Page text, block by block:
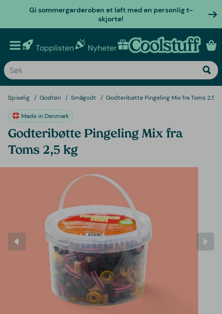
Gi sommergarderoben et løft med en personlig t-
skjorte!
Topplisten Nyheter Personlige gaver
Spiselig Godteri Smågodt Godteribøtte Pingeling Mix fra Toms 2,5
Made in Denmark
Godteribøtte Pingeling Mix fra
Toms 2,5 kg